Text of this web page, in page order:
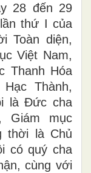
28 đến 29
thứ I của
Toàn diện,
Việt Nam,
Thanh Hóa
Thành,
là Đức cha
Giám mục
thời là Chủ
có quý cha
cùng với